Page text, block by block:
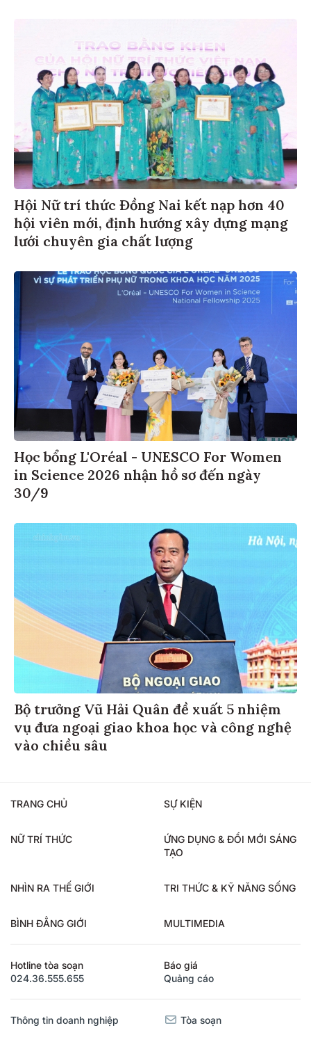
Hội Nữ trí thức Đồng Nai kết nạp hơn 40
hội viên mới, định hướng xây dựng mạng
lưới chuyên gia chất lượng
Học bổng L'Oréal - UNESCO For Women
in Science 2026 nhận hồ sơ đến ngày
30/9
Bộ trưởng Vũ Hải Quân đề xuất 5 nhiệm
vụ đưa ngoại giao khoa học và công nghệ
vào chiều sâu
TRANG CHỦ SỰ KIỆN
NỮ TRÍ THỨC
ỨNG DỤNG & ĐỔI MỚI SÁNG
TẠO
NHÌN RA THẾ GIỚI TRI THỨC & KỸ NĂNG SỐNG
BÌNH ĐẲNG GIỚI MULTIMEDIA
Hotline tòa soạn
024.36.555.655
Báo giá
Quảng cáo
Thông tin doanh nghiệp Tòa soạn